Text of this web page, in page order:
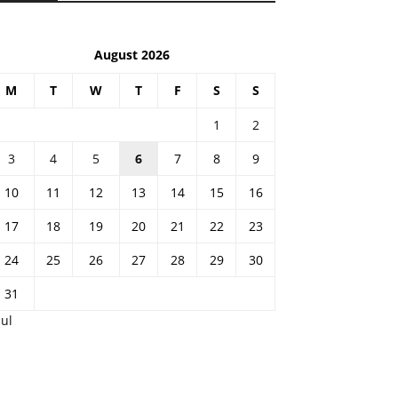
August 2026
M T W T F S S
1
2
3
4 5 6 7 8
9
10
11 12 13 14 15
16
17
18 19 20 21 22
23
24
25 26 27 28 29
30
31